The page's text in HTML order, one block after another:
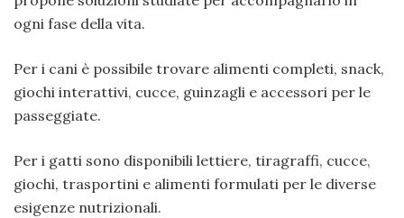
ogni fase della vita.
Per i cani è possibile trovare alimenti completi, snack,
giochi interattivi, cucce, guinzagli e accessori per le
passeggiate.
Per i gatti sono disponibili lettiere, tiragraffi, cucce,
giochi, trasportini e alimenti formulati per le diverse
esigenze nutrizionali.